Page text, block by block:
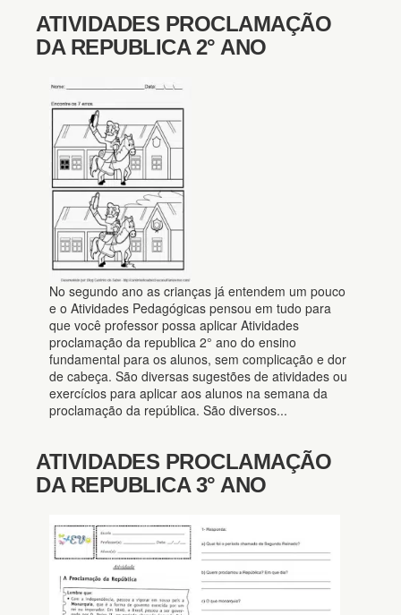
ATIVIDADES PROCLAMAÇÃO
DA REPUBLICA 2° ANO
No segundo ano as crianças já entendem um pouco
e o Atividades Pedagógicas pensou em tudo para
que você professor possa aplicar Atividades
proclamação da republica 2° ano do ensino
fundamental para os alunos, sem complicação e dor
de cabeça. São diversas sugestões de atividades ou
exercícios para aplicar aos alunos na semana da
proclamação da república. São diversos...
ATIVIDADES PROCLAMAÇÃO
DA REPUBLICA 3° ANO